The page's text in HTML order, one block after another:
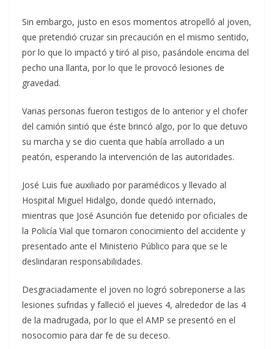
Sin embargo, justo en esos momentos atropelló al joven,
que pretendió cruzar sin precaución en el mismo sentido,
por lo que lo impactó y tiró al piso, pasándole encima del
pecho una llanta, por lo que le provocó lesiones de
gravedad.
Varias personas fueron testigos de lo anterior y el chofer
del camión sintió que éste brincó algo, por lo que detuvo
su marcha y se dio cuenta que había arrollado a un
peatón, esperando la intervención de las autoridades.
José Luis fue auxiliado por paramédicos y llevado al
Hospital Miguel Hidalgo, donde quedó internado,
mientras que José Asunción fue detenido por oficiales de
la Policía Vial que tomaron conocimiento del accidente y
presentado ante el Ministerio Público para que se le
deslindaran responsabilidades.
Desgraciadamente el joven no logró sobreponerse a las
lesiones sufridas y falleció el jueves 4, alrededor de las 4
de la madrugada, por lo que el AMP se presentó en el
nosocomio para dar fe de su deceso.